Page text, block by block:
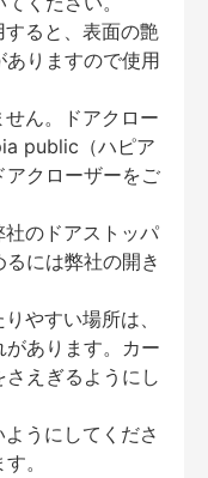
ると、表面の艶
りますので使用
ん。ドアクロー
public（ハピア
クローザーをご
のドアストッパ
には弊社の開き
やすい場所は、
あります。カー
えぎるようにし
うにしてくださ
。